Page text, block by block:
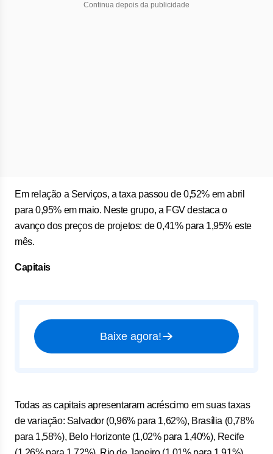
Continua depois da publicidade
Em relação a Serviços, a taxa passou de 0,52% em abril
para 0,95% em maio. Neste grupo, a FGV destaca o
avanço dos preços de projetos: de 0,41% para 1,95% este
mês.
Capitais
Baixe agora!
Todas as capitais apresentaram acréscimo em suas taxas
de variação: Salvador (0,96% para 1,62%), Brasília (0,78%
para 1,58%), Belo Horizonte (1,02% para 1,40%), Recife